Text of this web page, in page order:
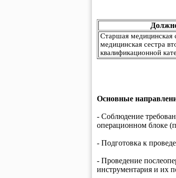
Старшая медицинская
медицинская сестра
квалификационной
Основные
- Соблюдение
операционном блоке
- Подготовка к
- Проведение
инструментария и их